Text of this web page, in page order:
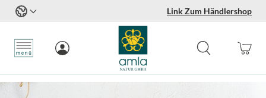
Link Zum Händlershop
Zum Inhalt springen